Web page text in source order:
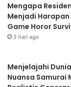
Mengapa
Menjadi
Game Horor
3 hari ago
Menjelajahi
Nuansa Samurai